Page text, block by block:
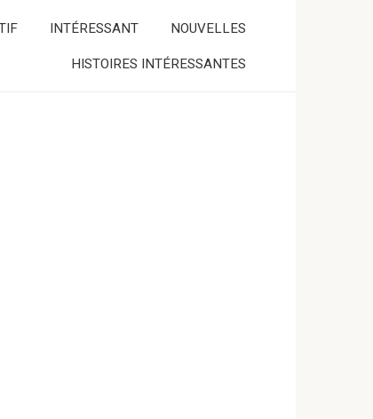
INTÉRESSANT NOUVELLES
HISTOIRES INTÉRESSANTES